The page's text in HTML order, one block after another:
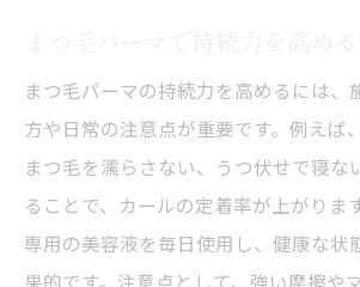
パリジェンヌとの違いを徹底比較
まつ毛パーマとパリジェン
比較検証
まつ毛パーマとパリジェン
違いとは
まつ毛パーマの自然さとパ
まつ毛パーマの持続力を高めるには、
方や日常の注意点が重要です。例えば
まつ毛を濡らさない、うつ伏せで寝な
ることで、カールの定着率が上がりま
専用の美容液を毎日使用し、健康な状
果的です。注意点として、強い摩擦や